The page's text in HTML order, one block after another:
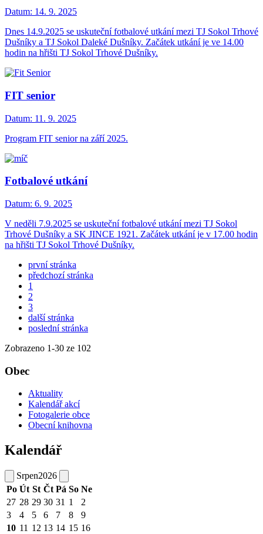
Datum: 14. 9. 2025
Dnes 14.9.2025 se uskuteční fotbalové utkání mezi TJ Sokol Trhové
Dušníky a TJ Sokol Daleké Dušníky. Začátek utkání je ve 14.00
hodin na hřišti TJ Sokol Trhové Dušníky.
FIT senior
Datum: 11. 9. 2025
Program FIT senior na září 2025.
Fotbalové utkání
Datum: 6. 9. 2025
V neděli 7.9.2025 se uskuteční fotbalové utkání mezi TJ Sokol
Trhové Dušníky a SK JINCE 1921. Začátek utkání je v 17.00 hodin
na hřišti TJ Sokol Trhové Dušníky.
první stránka
předchozí stránka
1
2
3
další stránka
poslední stránka
Zobrazeno 1-30 ze 102
Obec
Aktuality
Kalendář akcí
Fotogalerie obce
Obecní knihovna
Kalendář
Srpen2026
Po Út St Čt Pá So Ne
27 28 29 30 31 1
2
3
4 5 6 7 8
9
10 11 12 13 14 15 16